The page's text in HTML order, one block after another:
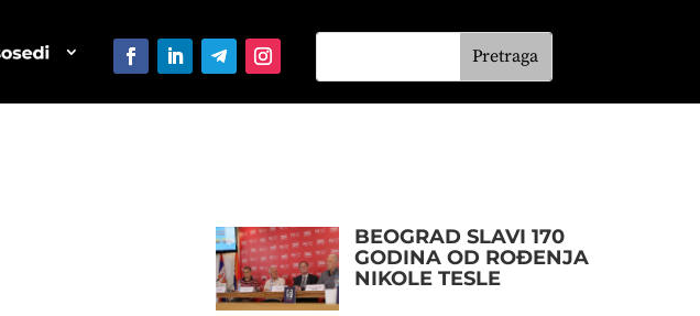
BEOGRAD SLAVI 170
GODINA OD ROĐENJA
NIKOLE TESLE